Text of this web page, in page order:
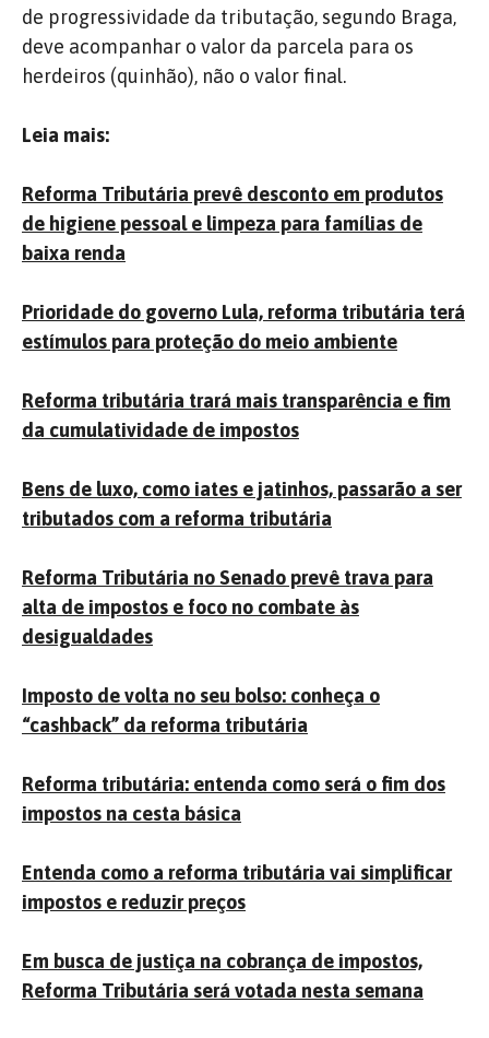
de progressividade da tributação, segundo Braga,
deve acompanhar o valor da parcela para os
herdeiros (quinhão), não o valor final.
Leia mais:
Reforma Tributária prevê desconto em produtos
de higiene pessoal e limpeza para famílias de
baixa renda
Prioridade do governo Lula, reforma tributária terá
estímulos para proteção do meio ambiente
Reforma tributária trará mais transparência e fim
da cumulatividade de impostos
Bens de luxo, como iates e jatinhos, passarão a ser
tributados com a reforma tributária
Reforma Tributária no Senado prevê trava para
alta de impostos e foco no combate às
desigualdades
Imposto de volta no seu bolso: conheça o
“cashback” da reforma tributária
Reforma tributária: entenda como será o fim dos
impostos na cesta básica
Entenda como a reforma tributária vai simplificar
impostos e reduzir preços
Em busca de justiça na cobrança de impostos,
Reforma Tributária será votada nesta semana